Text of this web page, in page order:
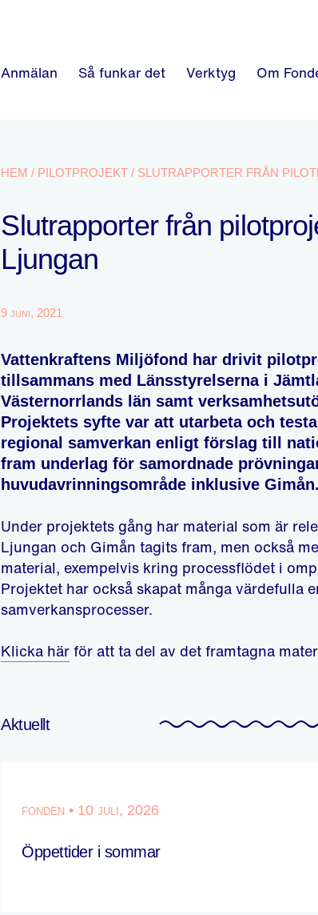
Anmälan Så funkar det Verktyg Om
HEM / PILOTPROJEKT /
Slutrapporter från
Ljungan
9 juni, 2021
Vattenkraftens Miljöfond har drivit
tillsammans med Länsstyrelserna i
Västernorrlands län samt
Projektets syfte var att utarbeta och
regional samverkan enligt förslag till
fram underlag för samordnade
huvudavrinningsområde inklusive Gimån.
Under projektets gång har material som är
Ljungan och Gimån tagits fram, men också
material, exempelvis kring processflödet i
Projektet har också skapat många värdefulla
samverkansprocesser.
Klicka härför att ta del av det framtagna
Aktuellt
fonden • 10 juli, 2026
Öppettider i sommar